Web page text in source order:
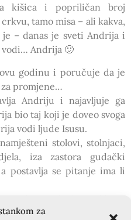
za
kišica i popriličan broj
tamo misa – ali kakva,
– danas je sveti Andrija i
vodi… Andrija 🙂
godinu i poručuje da je
promjene…
Andriju i najavljuje ga
bio taj koji je doveo svoga
vodi ljude Isusu.
stolovi, stolnjaci,
iza zastora gudački
postavlja se pitanje ima li
bio među nama, s